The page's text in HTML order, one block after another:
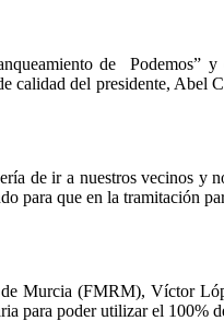
de Podemos”
del presidente, Abel
de ir a nuestros vecinos y
para que en la tramitación
Murcia (FMRM), Víctor
para poder utilizar el 100%